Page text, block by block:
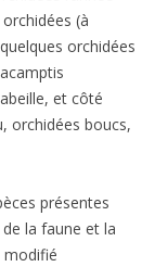
(à
orchidées
et côté
orchidées boucs,
présentes
la faune et la
modifié